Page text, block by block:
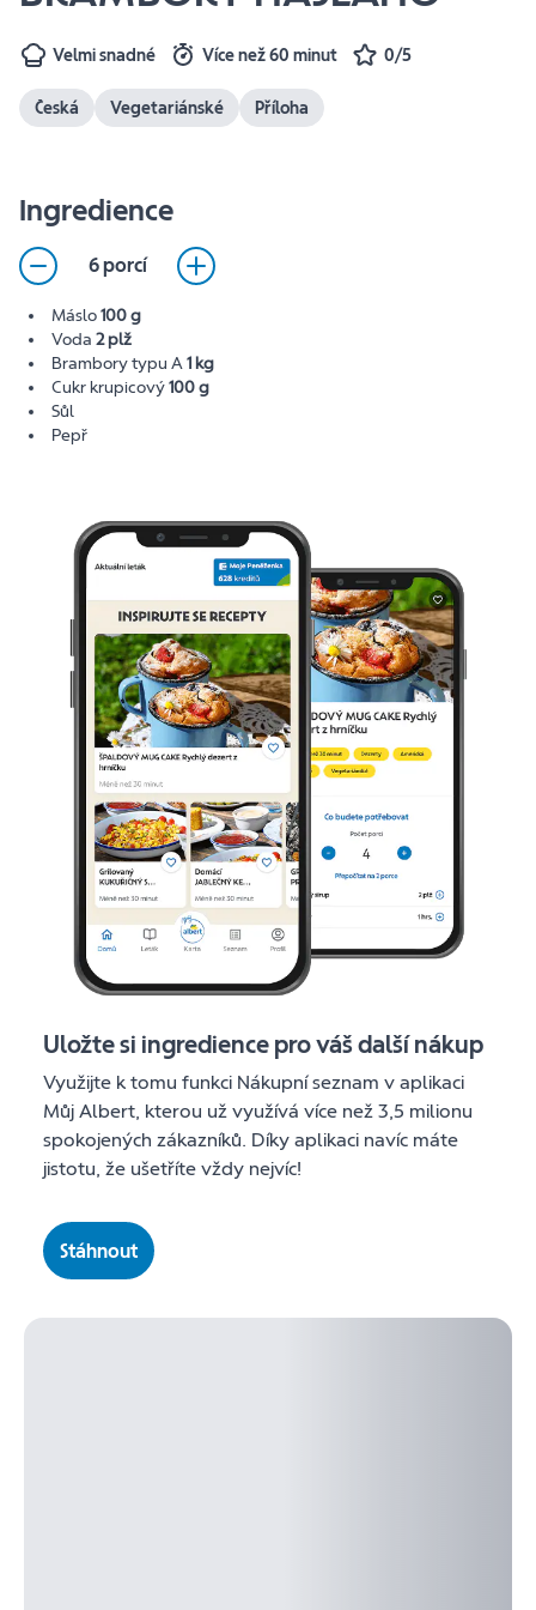
Velmi snadné Více než 60 minut 0/5
Česká Vegetariánské Příloha
Ingredience
6 porcí
Máslo100 g
Voda 2 plž
Brambory typu A1 kg
Cukr krupicový100 g
Sůl
Pepř
Uložte si ingredience pro váš další nákup
Využijte k tomu funkci Nákupní seznam v aplikaci
Můj Albert, kterou už využívá více než 3,5 milionu
spokojených zákazníků. Díky aplikaci navíc máte
jistotu, že ušetříte vždy nejvíc!
Stáhnout